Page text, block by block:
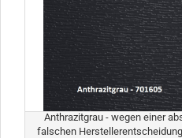
Anthrazitgrau - wegen einer
falschen